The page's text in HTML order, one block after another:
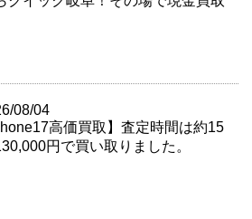
08/04
高価買取】査定時間は約15
円で買い取りました。